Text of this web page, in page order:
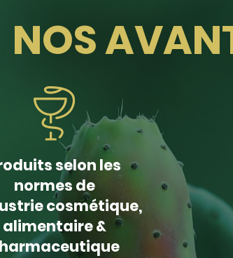
NOS
selon les
normes de
cosmétique,
alimentaire &